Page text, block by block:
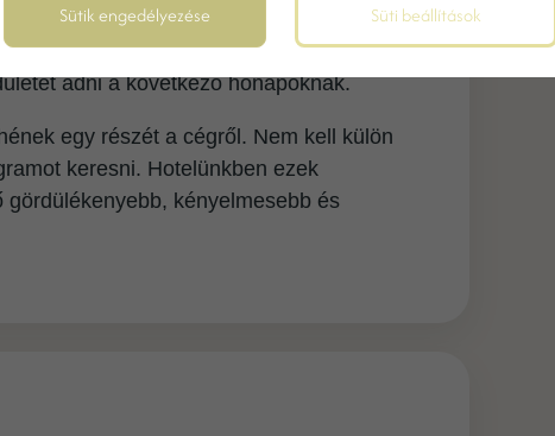
tere, ritmusa és hangulata. Lehet
pihenni, nevetni, ötletelni, lezárni egy
adni a következő hónapoknak.
egy részét a cégről. Nem kell külön
keresni. Hotelünkben ezek
kényelmesebb és
Sütik engedélyezése Süti beállítások